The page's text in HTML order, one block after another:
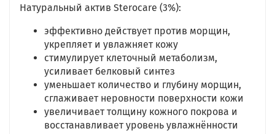
Натуральный актив Sterocare (3%):
эффективно действует против морщин,
укрепляет и увлажняет кожу
стимулирует клеточный метаболизм,
усиливает белковый синтез
уменьшает количество и глубину морщин,
сглаживает неровности поверхности кожи
увеличивает толщину кожного покрова и
восстанавливает уровень увлажнённости